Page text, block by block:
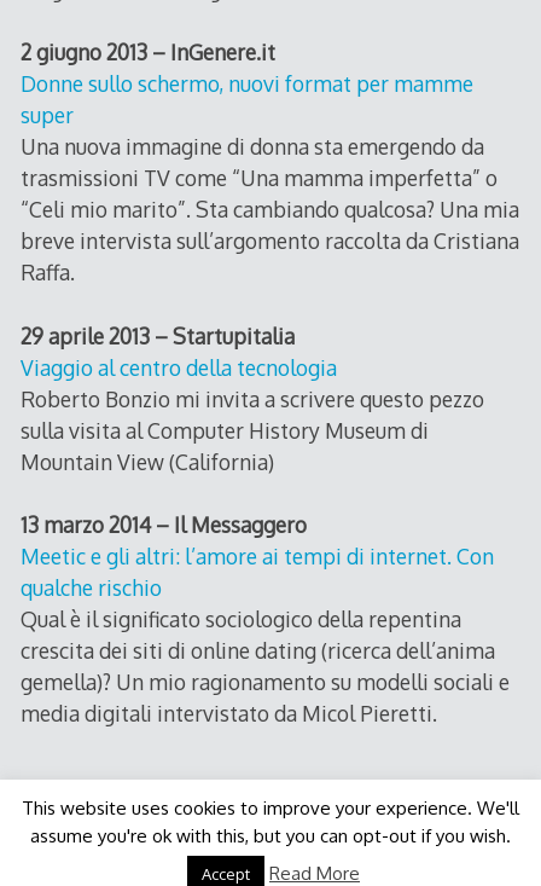
2 giugno 2013 – InGenere.it
Donne sullo schermo, nuovi format per mamme
super
Una nuova immagine di donna sta emergendo da
trasmissioni TV come “Una mamma imperfetta” o
“Celi mio marito”. Sta cambiando qualcosa? Una mia
breve intervista sull’argomento raccolta da Cristiana
Raffa.
29 aprile 2013 – Startupitalia
Viaggio al centro della tecnologia
Roberto Bonzio mi invita a scrivere questo pezzo
sulla visita al Computer History Museum di
Mountain View (California)
13 marzo 2014 – Il Messaggero
Meetic e gli altri: l’amore ai tempi di internet. Con
qualche rischio
Qual è il significato sociologico della repentina
crescita dei siti di online dating (ricerca dell’anima
gemella)? Un mio ragionamento su modelli sociali e
media digitali intervistato da Micol Pieretti.
Decode Themeby Macho Themes
This website uses cookies to improve your experience. We'll
assume you're ok with this, but you can opt-out if you wish.
Accept Read More